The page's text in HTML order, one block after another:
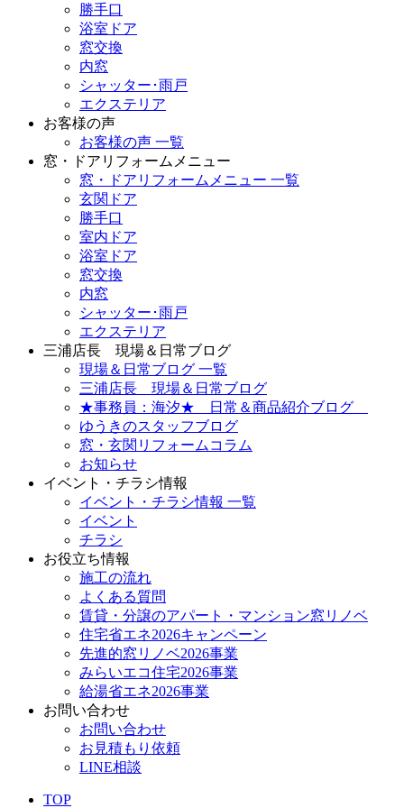
勝手口
浴室ドア
窓交換
内窓
シャッター･雨戸
エクステリア
お客様の声
お客様の声 一覧
窓・ドアリフォームメニュー
窓・ドアリフォームメニュー 一覧
玄関ドア
勝手口
室内ドア
浴室ドア
窓交換
内窓
シャッター･雨戸
エクステリア
三浦店長 現場＆日常ブログ
現場＆日常ブログ 一覧
三浦店長 現場＆日常ブログ
★事務員：海汐★ 日常＆商品紹介ブログ
ゆうきのスタッフブログ
窓・玄関リフォームコラム
お知らせ
イベント・チラシ情報
イベント・チラシ情報 一覧
イベント
チラシ
お役立ち情報
施工の流れ
よくある質問
賃貸・分譲のアパート・マンション窓リノベ
住宅省エネ2026キャンペーン
先進的窓リノベ2026事業
みらいエコ住宅2026事業
給湯省エネ2026事業
お問い合わせ
お問い合わせ
お見積もり依頼
LINE相談
TOP